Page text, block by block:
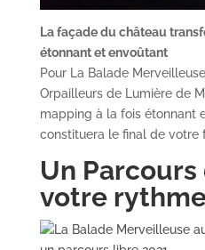
La façade du château
étonnant et envoûtant
Pour La Balade
Orpailleurs de Lumière de
mapping à la fois étonnant
constituera le final de votre
Un Parcours
votre